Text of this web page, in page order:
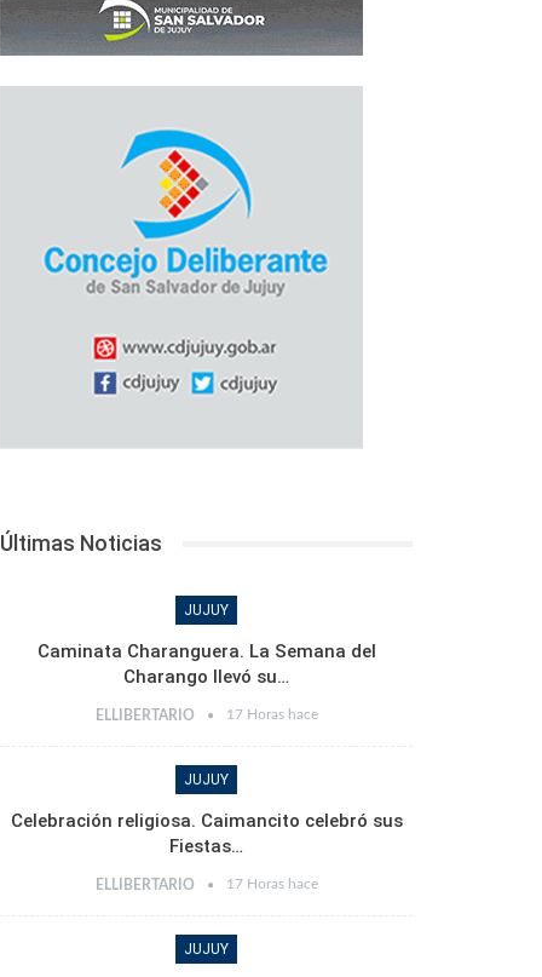
Últimas Noticias
JUJUY
Caminata Charanguera. La Semana del
Charango llevó su…
ELLIBERTARIO 17 Horas hace
JUJUY
Celebración religiosa. Caimancito celebró sus
Fiestas…
ELLIBERTARIO 17 Horas hace
JUJUY